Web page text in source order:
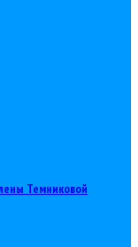
Темниковой